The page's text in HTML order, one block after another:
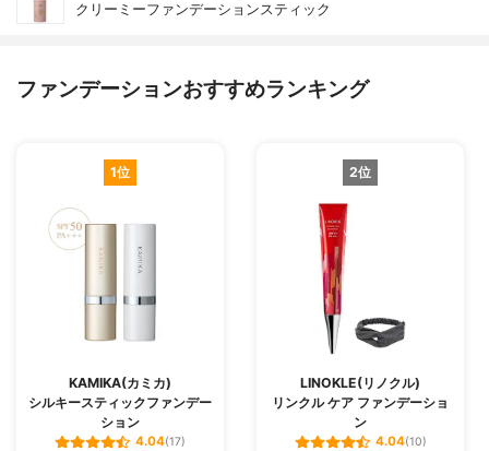
クリーミーファンデーションスティック
ファンデーションおすすめランキング
1位
KAMIKA(カミカ)
シルキースティックファンデー
ション
4.04(17)
2位
LINOKLE(リノクル)
リンクル ケア ファンデーショ
ン
4.04(10)